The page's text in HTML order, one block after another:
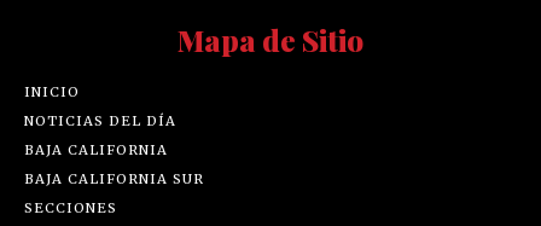
Mapa de Sitio
INICIO
NOTICIAS DEL DÍA
BAJA CALIFORNIA
BAJA CALIFORNIA SUR
SECCIONES